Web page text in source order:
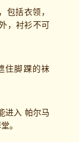
括衣领，
，衬衫不可
脚踝的袜
入 帕尔马
。